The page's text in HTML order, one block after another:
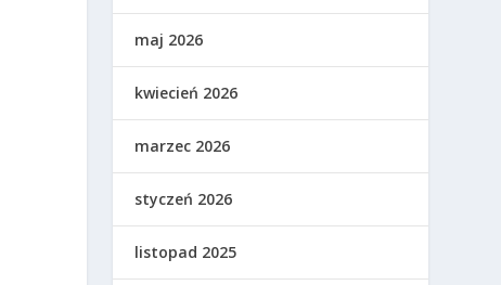
maj 2026
kwiecień 2026
marzec 2026
styczeń 2026
listopad 2025